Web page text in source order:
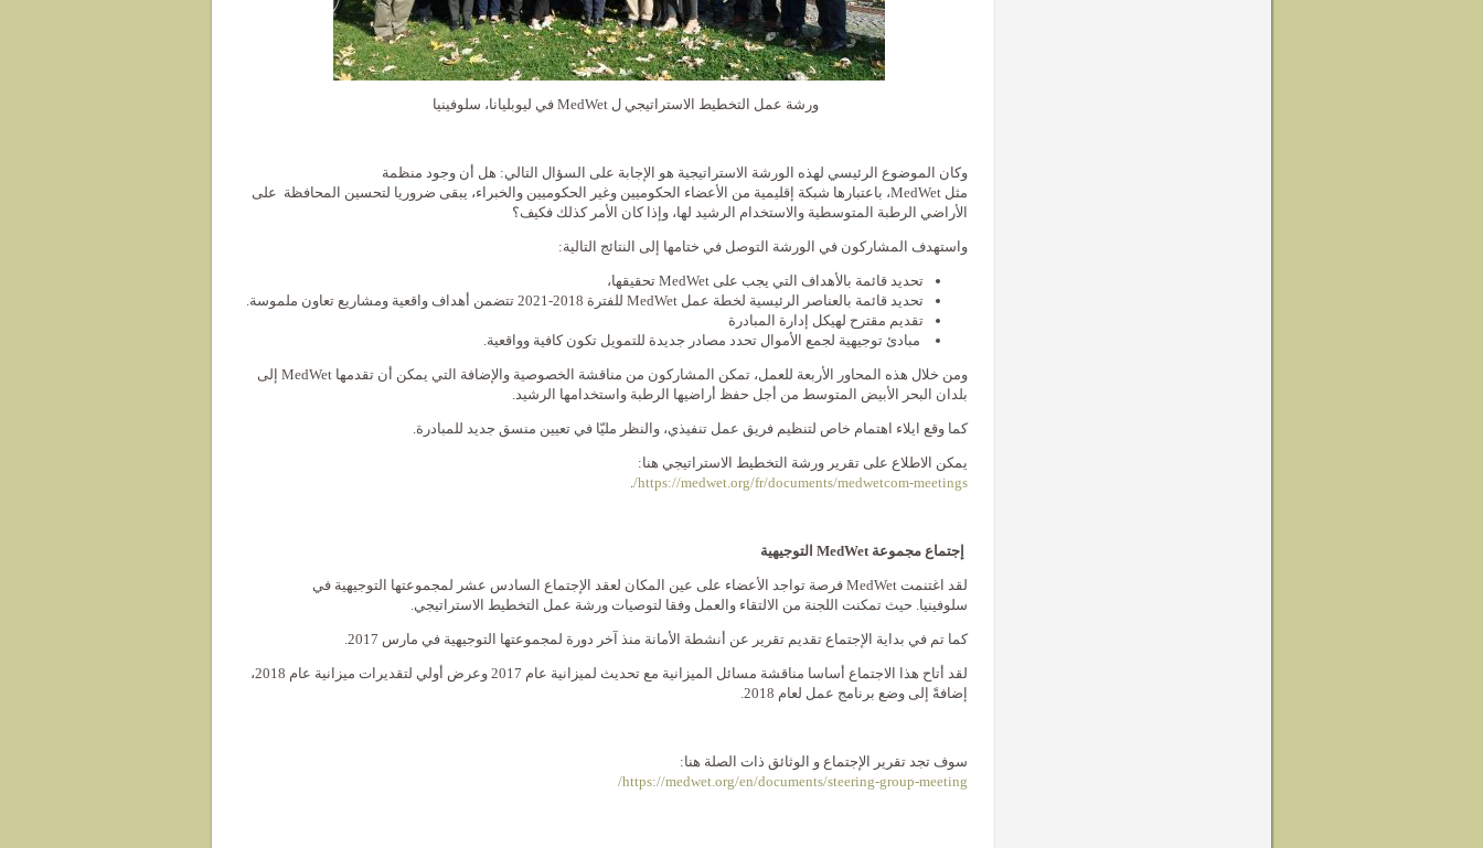
ورشة عمل التخطيط الاستراتيجي ل MedWet في ليوبليانا، سلوفينيا
وكان الموضوع الرئيسي لهذه الورشة الاستراتيجية هو الإجابة على السؤال التالي: هل أن وجود منظمة
مثل MedWet، باعتبارها شبكة إقليمية من الأعضاء الحكوميين وغير الحكوميين والخبراء، يبقى ضروريا لتحسين المحافظة على
الأراضي الرطبة المتوسطية والاستخدام الرشيد لها، وإذا كان الأمر كذلك فكيف؟
واستهدف المشاركون في الورشة التوصل في ختامها إلى النتائج التالية:
تحديد قائمة بالأهداف التي يجب على MedWet تحقيقها،
تحديد قائمة بالعناصر الرئيسية لخطة عمل MedWet للفترة 2018-2021 تتضمن أهداف واقعية ومشاريع تعاون ملموسة.
تقديم مقترح لهيكل إدارة المبادرة
مبادئ توجيهية لجمع الأموال تحدد مصادر جديدة للتمويل تكون كافية وواقعية.
ومن خلال هذه المحاور الأربعة للعمل، تمكن المشاركون من مناقشة الخصوصية والإضافة التي يمكن أن تقدمها MedWet إلى
بلدان البحر الأبيض المتوسط من أجل حفظ أراضيها الرطبة واستخدامها الرشيد.
كما وقع ايلاء اهتمام خاص لتنظيم فريق عمل تنفيذي، والنظر مليّا في تعيين منسق جديد للمبادرة.
يمكن الاطلاع على تقرير ورشة التخطيط الاستراتيجي هنا:
https://medwet.org/fr/documents/medwetcom-meetings/
.
إجتماع مجموعةMedWet التوجيهية
لقد اغتنمت MedWet فرصة تواجد الأعضاء على عين المكان لعقد الإجتماع السادس عشر لمجموعتها التوجيهية في
سلوفينيا. حيث تمكنت اللجنة من الالتقاء والعمل وفقا لتوصيات ورشة عمل التخطيط الاستراتيجي.
كما تم في بداية الإجتماع تقديم تقرير عن أنشطة الأمانة منذ آخر دورة لمجموعتها التوجيهية في مارس 2017.
لقد أتاح هذا الاجتماع أساسا مناقشة مسائل الميزانية مع تحديث لميزانية عام 2017 وعرض أولي لتقديرات ميزانية عام 2018،
إضافةً إلى وضع برنامج عمل لعام 2018.
سوف تجد تقرير الإجتماع و الوثائق ذات الصلة هنا:
https://medwet.org/en/documents/steering-group-meeting/